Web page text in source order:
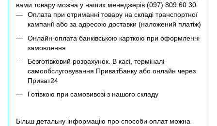
вами товару можна у наших менеджерів (097) 809 60 30
Оплата при отриманні товару на складі транспортної
кампанії або за адресою доставки (наложений платіж)
Онлайн-оплата банківською карткою при оформленні
замовлення
Безготівковий розрахунок. В касі, терміналі
самообслуговування ПриватБанку або онлайн через
Приват24
Готівкою при самовивозі з нашого складу
Більш детальну інформацію про способи оплат можна